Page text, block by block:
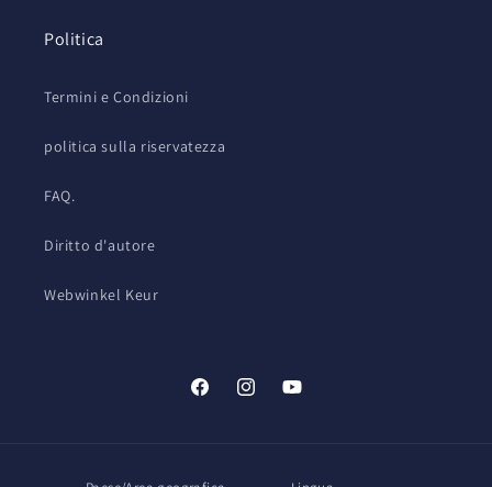
Politica
Termini e Condizioni
politica sulla riservatezza
FAQ.
Diritto d'autore
Webwinkel Keur
FacebookInstagramYouTube